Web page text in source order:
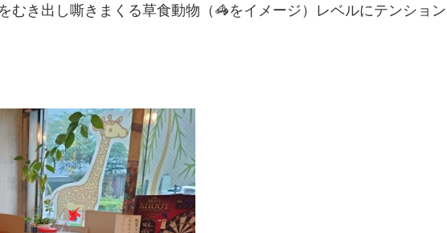
むき出し嘶きまくる草食動物（🦓をイメージ）レベルにテンション